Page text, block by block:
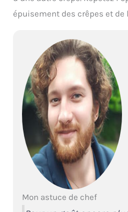
épuisement des crêpes et de
Mon astuce de chef